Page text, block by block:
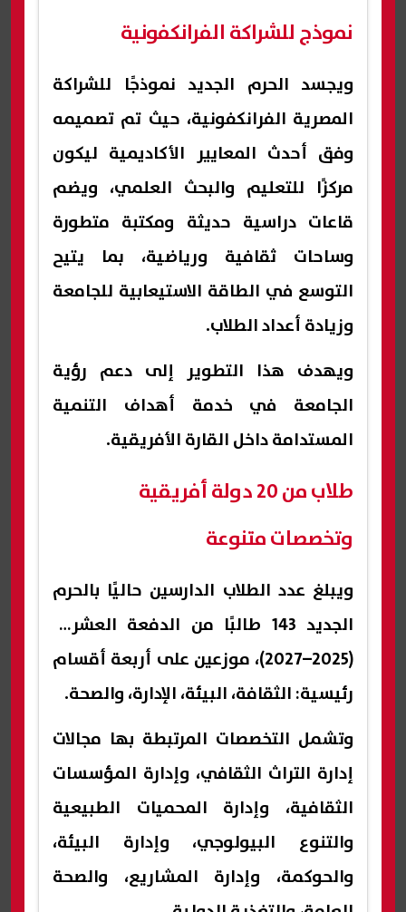
نموذج للشراكة الفرانكفونية
ويجسد الحرم الجديد نموذجًا للشراكة
المصرية الفرانكفونية، حيث تم تصميمه
وفق أحدث المعايير الأكاديمية ليكون
مركزًا للتعليم والبحث العلمي، ويضم
قاعات دراسية حديثة ومكتبة متطورة
وساحات ثقافية ورياضية، بما يتيح
التوسع في الطاقة الاستيعابية للجامعة
وزيادة أعداد الطلاب.
ويهدف هذا التطوير إلى دعم رؤية
الجامعة في خدمة أهداف التنمية
المستدامة داخل القارة الأفريقية.
طلاب من 20 دولة أفريقية
وتخصصات متنوعة
ويبلغ عدد الطلاب الدارسين حاليًا بالحرم
الجديد 143 طالبًا من الدفعة العشرين
(2025–2027)، موزعين على أربعة أقسام
رئيسية: الثقافة، البيئة، الإدارة، والصحة.
وتشمل التخصصات المرتبطة بها مجالات
إدارة التراث الثقافي، وإدارة المؤسسات
الثقافية، وإدارة المحميات الطبيعية
والتنوع البيولوجي، وإدارة البيئة،
والحوكمة، وإدارة المشاريع، والصحة